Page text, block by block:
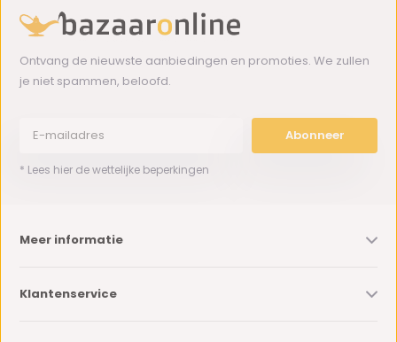
Ontvang de nieuwste aanbiedingen en promoties. We zullen
je niet spammen, beloofd.
Abonneer
* Lees hier de wettelijke beperkingen
Meer informatie
Klantenservice